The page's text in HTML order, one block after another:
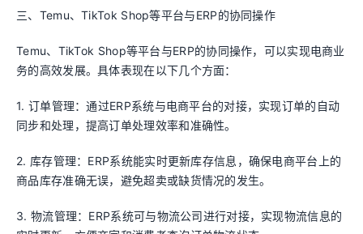
三、Temu、TikTok Shop等平台与ERP的协同操作
Temu、TikTok Shop等平台与ERP的协同操作，可以实现电商业
务的高效发展。具体表现在以下几个方面：
1. 订单管理：通过ERP系统与电商平台的对接，实现订单的自动
同步和处理，提高订单处理效率和准确性。
2. 库存管理：ERP系统能实时更新库存信息，确保电商平台上的
商品库存准确无误，避免超卖或缺货情况的发生。
3. 物流管理：ERP系统可与物流公司进行对接，实现物流信息的